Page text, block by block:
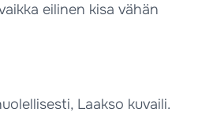
eilinen kisa vähän
Laakso kuvaili.